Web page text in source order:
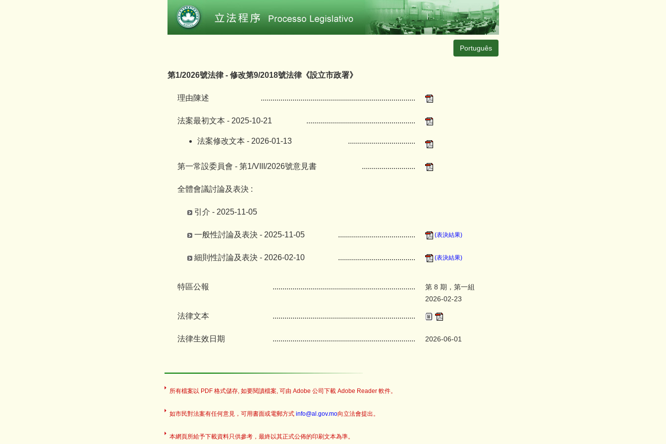
Português
第1/2026號法律 - 修改第9/2018號法律《設立市政署》
理由陳述 ..............................................................................
法案最初文本 - 2025-10-21 .......................................................
法案修改文本 - 2026-01-13 ..................................
第一常設委員會 - 第1/VIII/2026號意見書 ...........................
全體會議討論及表決 :
引介 - 2025-11-05
一般性討論及表決 - 2025-11-05 ....................................... (表決結果)
細則性討論及表決 - 2026-02-10 ....................................... (表決結果)
特區公報 ........................................................................
第 8 期，第一組
2026-02-23
法律文本 ........................................................................
法律生效日期 ........................................................................ 2026-06-01
所有檔案以 PDF 格式儲存, 如要閱讀檔案, 可由 Adobe 公司下載 Adobe Reader 軟件。
如市民對法案有任何意見，可用書面或電郵方式 info@al.gov.mo向立法會提出。
本網頁所給予下載資料只供參考，最終以其正式公佈的印刷文本為準。